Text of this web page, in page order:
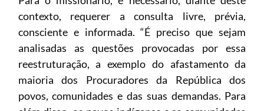
contexto, requerer a consulta livre, prévia,
consciente e informada. “É preciso que sejam
analisadas as questões provocadas por essa
reestruturação, a exemplo do afastamento da
maioria dos Procuradores da República dos
povos, comunidades e das suas demandas. Para